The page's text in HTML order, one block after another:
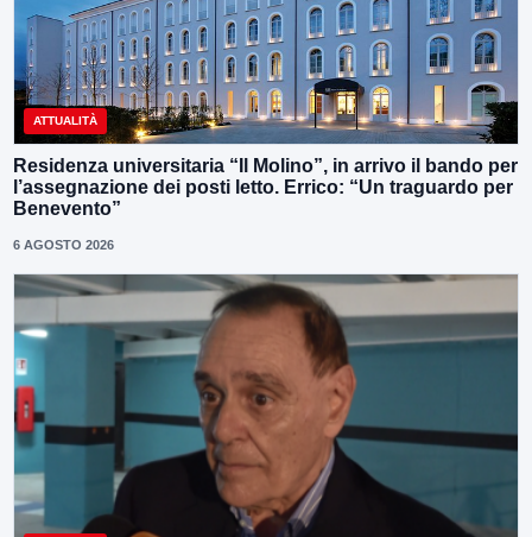
ATTUALITÀ
Residenza universitaria “Il Molino”, in arrivo il bando per
l’assegnazione dei posti letto. Errico: “Un traguardo per
Benevento”
6 AGOSTO 2026